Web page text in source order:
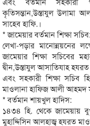
কৃতিসন্তান,উস্তাযুল উলামা
সাহেব হাফি.।
* জামেয়ার বর্তমান শিক্ষা সচিব:
লেখা-পড়ার মানোন্নয়নের
জামেয়ার শিক্ষা সচিবের
দ্বীন,উস্তাযুল আসাতিযাহ
এবং সহকারী শিক্ষা সচিব
মাওলানা হাফিজ আলী আহমদ
* বর্তমান শায়খুল হাদিস:
১৪৩৪ হি. থেকে জামেয়ায়
মুহাদ্দিসিন আলহাজ্ব হযরত